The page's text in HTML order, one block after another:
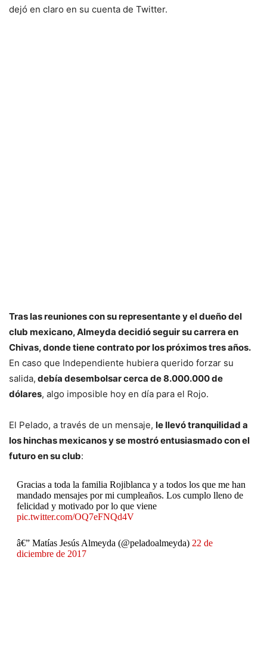
dejó en claro en su cuenta de Twitter.
Tras las reuniones con su representante y el dueño del
club mexicano, Almeyda decidió seguir su carrera en
Chivas, donde tiene contrato por los próximos tres años.
En caso que Independiente hubiera querido forzar su
salida, debía desembolsar cerca de 8.000.000 de
dólares, algo imposible hoy en día para el Rojo.
El Pelado, a través de un mensaje, le llevó tranquilidad a
los hinchas mexicanos y se mostró entusiasmado con el
futuro en su club:
Gracias a toda la familia Rojiblanca y a todos los que me han
mandado mensajes por mi cumpleaños. Los cumplo lleno de
felicidad y motivado por lo que viene
pic.twitter.com/OQ7eFNQd4V
â€” Matías Jesús Almeyda (@peladoalmeyda) 22 de
diciembre de 2017